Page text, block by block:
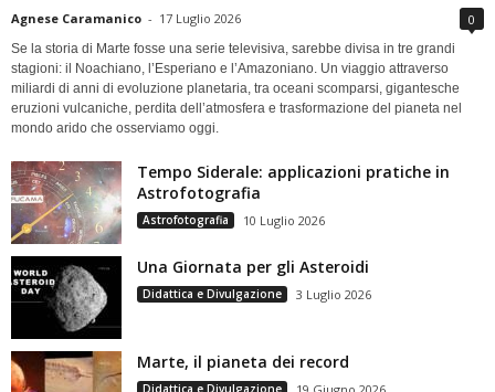
Agnese Caramanico - 17 Luglio 2026 0
Se la storia di Marte fosse una serie televisiva, sarebbe divisa in tre grandi
stagioni: il Noachiano, l’Esperiano e l’Amazoniano. Un viaggio attraverso
miliardi di anni di evoluzione planetaria, tra oceani scomparsi, gigantesche
eruzioni vulcaniche, perdita dell’atmosfera e trasformazione del pianeta nel
mondo arido che osserviamo oggi.
Tempo Siderale: applicazioni pratiche in
Astrofotografia
Astrofotografia 10 Luglio 2026
Una Giornata per gli Asteroidi
Didattica e Divulgazione 3 Luglio 2026
Marte, il pianeta dei record
Didattica e Divulgazione